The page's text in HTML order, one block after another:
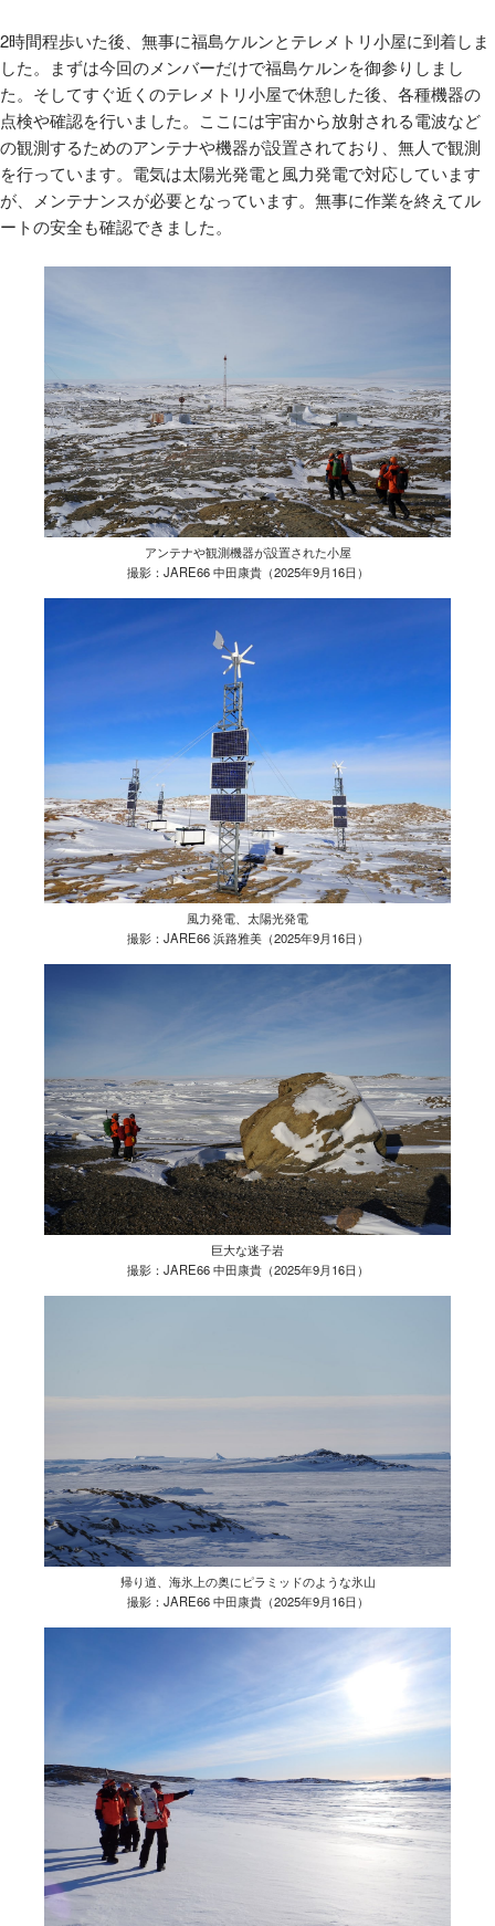
2時間程歩いた後、無事に福島ケルンとテレメトリ小屋に到着しま
した。まずは今回のメンバーだけで福島ケルンを御参りしまし
た。そしてすぐ近くのテレメトリ小屋で休憩した後、各種機器の
点検や確認を行いました。ここには宇宙から放射される電波など
の観測するためのアンテナや機器が設置されており、無人で観測
を行っています。電気は太陽光発電と風力発電で対応しています
が、メンテナンスが必要となっています。無事に作業を終えてル
ートの安全も確認できました。
アンテナや観測機器が設置された小屋
撮影：JARE66 中田康貴（2025年9月16日）
風力発電、太陽光発電
撮影：JARE66 浜路雅美（2025年9月16日）
巨大な迷子岩
撮影：JARE66 中田康貴（2025年9月16日）
帰り道、海氷上の奥にピラミッドのような氷山
撮影：JARE66 中田康貴（2025年9月16日）